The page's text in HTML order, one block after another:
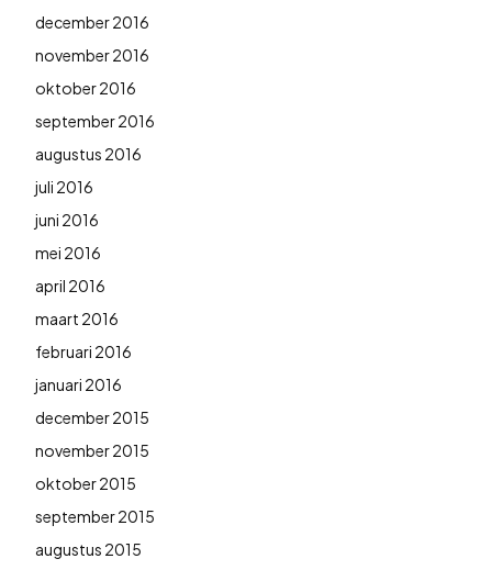
december 2016
november 2016
oktober 2016
september 2016
augustus 2016
juli 2016
juni 2016
mei 2016
april 2016
maart 2016
februari 2016
januari 2016
december 2015
november 2015
oktober 2015
september 2015
augustus 2015